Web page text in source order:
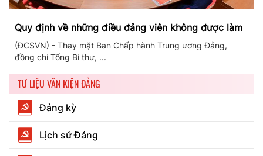
Quy định về những điều đảng viên không được làm
(ĐCSVN) - Thay mặt Ban Chấp hành Trung ương Đảng,
đồng chí Tổng Bí thư, ...
TƯ LIỆU VĂN KIỆN ĐẢNG
Đảng kỳ
Lịch sử Đảng